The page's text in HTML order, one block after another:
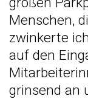
Menschen,
zwinkerte
auf den
grinsend an